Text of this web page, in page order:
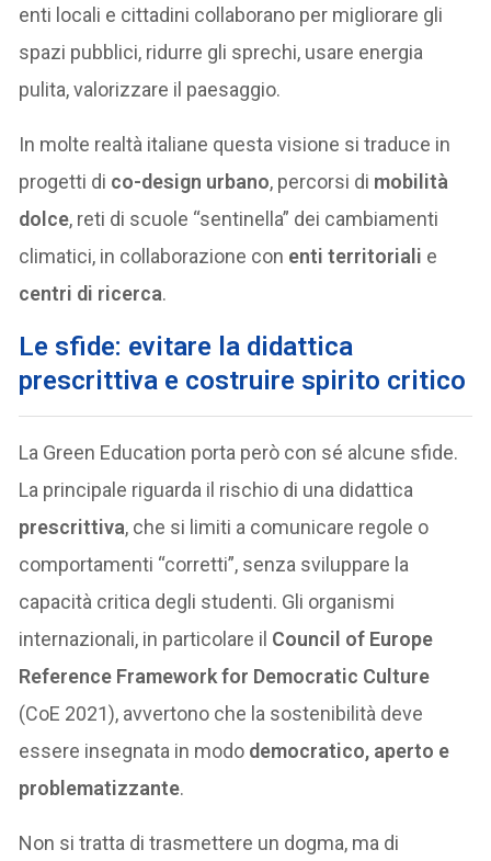
enti locali e cittadini collaborano per migliorare gli
spazi pubblici, ridurre gli sprechi, usare energia
pulita, valorizzare il paesaggio.
In molte realtà italiane questa visione si traduce in
progetti di co-design urbano, percorsi di mobilità
dolce, reti di scuole “sentinella” dei cambiamenti
climatici, in collaborazione con enti territoriali e
centri di ricerca.
Le sfide: evitare la didattica
prescrittiva e costruire spirito critico
La Green Education porta però con sé alcune sfide.
La principale riguarda il rischio di una didattica
prescrittiva, che si limiti a comunicare regole o
comportamenti “corretti”, senza sviluppare la
capacità critica degli studenti. Gli organismi
internazionali, in particolare il Council of Europe
Reference Framework for Democratic Culture
(CoE 2021), avvertono che la sostenibilità deve
essere insegnata in modo democratico, aperto e
problematizzante.
Non si tratta di trasmettere un dogma, ma di